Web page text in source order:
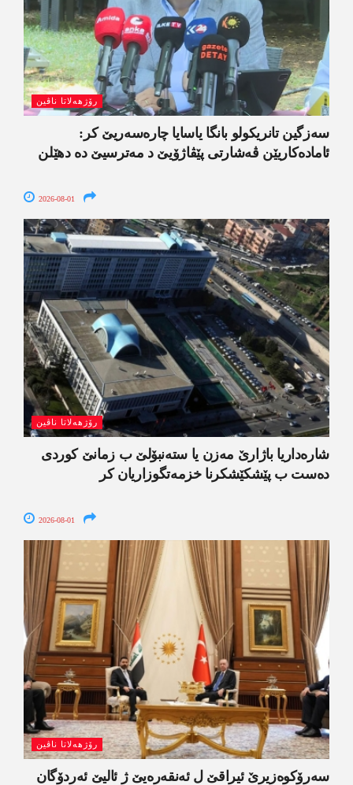
رۆژھەلاتا ناڤین
سەزگین تانریکولو بانگا یاسایا چارەسەریێ کر:
ئامادەکاریێن ڤەشارتی پێڤاژۆیێ د مەترسیێ دە دھێلن
2026-08-01
رۆژھەلاتا ناڤین
شارەداریا باژارێ مەزن یا ستەنبۆلێ ب زمانێ کوردی
دەست ب پێشکێشکرنا خزمەتگوزاریان کر
2026-08-01
رۆژھەلاتا ناڤین
سەرۆکوەزیرێ ئیراقێ ل ئەنقەرەیێ ژ ئالیێ ئەردۆگان